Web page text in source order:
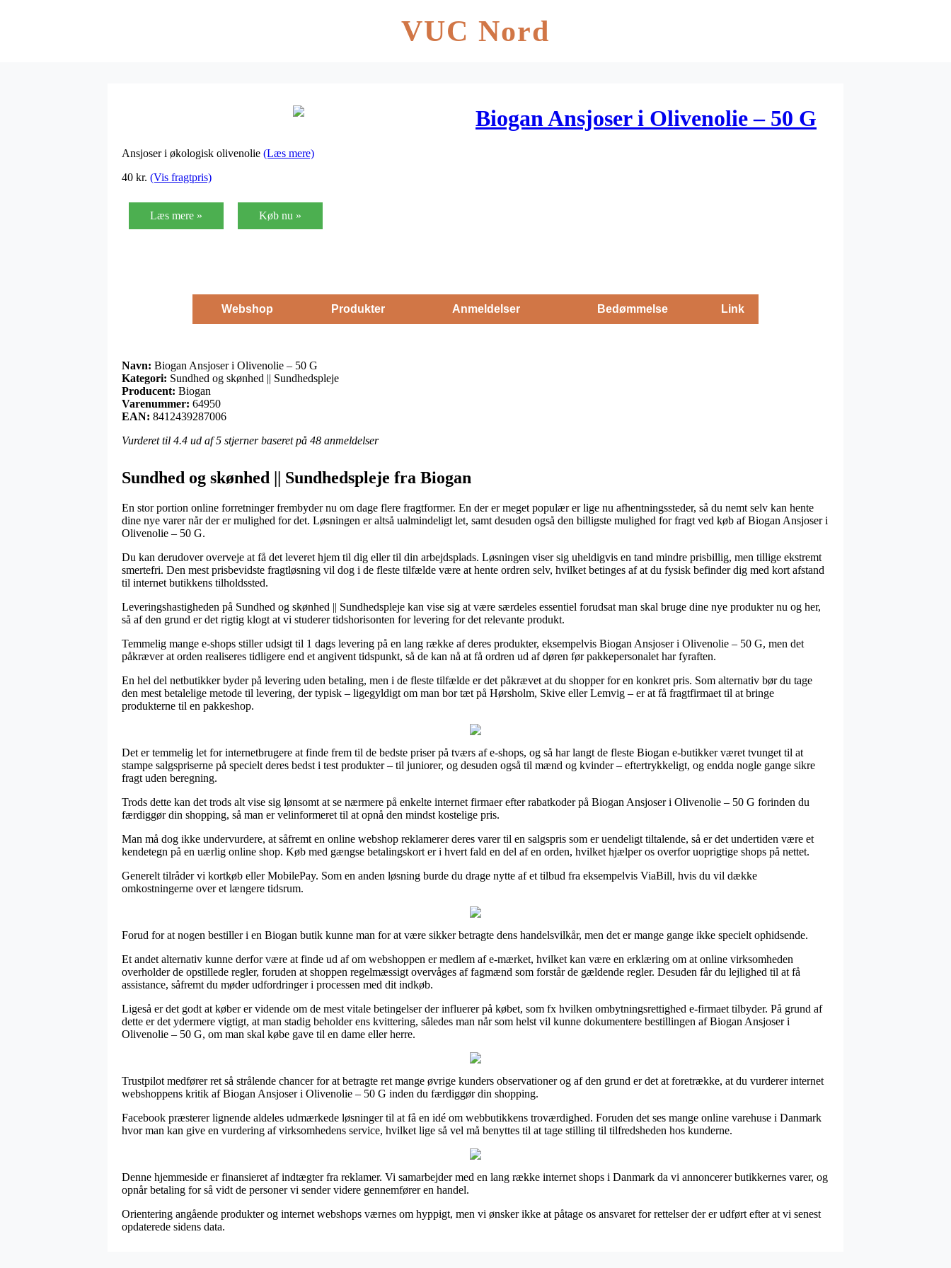
VUC Nord
Biogan Ansjoser i Olivenolie – 50 G
Ansjoser i økologisk olivenolie (Læs mere)
40 kr. (Vis fragtpris)
Læs mere » Køb nu »
Webshop Produkter Anmeldelser Bedømmelse Link
Navn: Biogan Ansjoser i Olivenolie – 50 G
Kategori: Sundhed og skønhed || Sundhedspleje
Producent: Biogan
Varenummer: 64950
EAN: 8412439287006
Vurderet til 4.4 ud af 5 stjerner baseret på 48 anmeldelser
Sundhed og skønhed || Sundhedspleje fra Biogan
En stor portion online forretninger frembyder nu om dage flere fragtformer. En der er meget populær er lige nu afhentningssteder, så du nemt selv kan hente
dine nye varer når der er mulighed for det. Løsningen er altså ualmindeligt let, samt desuden også den billigste mulighed for fragt ved køb af Biogan Ansjoser i
Olivenolie – 50 G.
Du kan derudover overveje at få det leveret hjem til dig eller til din arbejdsplads. Løsningen viser sig uheldigvis en tand mindre prisbillig, men tillige ekstremt
smertefri. Den mest prisbevidste fragtløsning vil dog i de fleste tilfælde være at hente ordren selv, hvilket betinges af at du fysisk befinder dig med kort afstand
til internet butikkens tilholdssted.
Leveringshastigheden på Sundhed og skønhed || Sundhedspleje kan vise sig at være særdeles essentiel forudsat man skal bruge dine nye produkter nu og her,
så af den grund er det rigtig klogt at vi studerer tidshorisonten for levering for det relevante produkt.
Temmelig mange e-shops stiller udsigt til 1 dags levering på en lang række af deres produkter, eksempelvis Biogan Ansjoser i Olivenolie – 50 G, men det
påkræver at orden realiseres tidligere end et angivent tidspunkt, så de kan nå at få ordren ud af døren før pakkepersonalet har fyraften.
En hel del netbutikker byder på levering uden betaling, men i de fleste tilfælde er det påkrævet at du shopper for en konkret pris. Som alternativ bør du tage
den mest betalelige metode til levering, der typisk – ligegyldigt om man bor tæt på Hørsholm, Skive eller Lemvig – er at få fragtfirmaet til at bringe
produkterne til en pakkeshop.
Det er temmelig let for internetbrugere at finde frem til de bedste priser på tværs af e-shops, og så har langt de fleste Biogan e-butikker været tvunget til at
stampe salgspriserne på specielt deres bedst i test produkter – til juniorer, og desuden også til mænd og kvinder – eftertrykkeligt, og endda nogle gange sikre
fragt uden beregning.
Trods dette kan det trods alt vise sig lønsomt at se nærmere på enkelte internet firmaer efter rabatkoder på Biogan Ansjoser i Olivenolie – 50 G forinden du
færdiggør din shopping, så man er velinformeret til at opnå den mindst kostelige pris.
Man må dog ikke undervurdere, at såfremt en online webshop reklamerer deres varer til en salgspris som er uendeligt tiltalende, så er det undertiden være et
kendetegn på en uærlig online shop. Køb med gængse betalingskort er i hvert fald en del af en orden, hvilket hjælper os overfor uoprigtige shops på nettet.
Generelt tilråder vi kortkøb eller MobilePay. Som en anden løsning burde du drage nytte af et tilbud fra eksempelvis ViaBill, hvis du vil dække
omkostningerne over et længere tidsrum.
Forud for at nogen bestiller i en Biogan butik kunne man for at være sikker betragte dens handelsvilkår, men det er mange gange ikke specielt ophidsende.
Et andet alternativ kunne derfor være at finde ud af om webshoppen er medlem af e-mærket, hvilket kan være en erklæring om at online virksomheden
overholder de opstillede regler, foruden at shoppen regelmæssigt overvåges af fagmænd som forstår de gældende regler. Desuden får du lejlighed til at få
assistance, såfremt du møder udfordringer i processen med dit indkøb.
Ligeså er det godt at køber er vidende om de mest vitale betingelser der influerer på købet, som fx hvilken ombytningsrettighed e-firmaet tilbyder. På grund af
dette er det ydermere vigtigt, at man stadig beholder ens kvittering, således man når som helst vil kunne dokumentere bestillingen af Biogan Ansjoser i
Olivenolie – 50 G, om man skal købe gave til en dame eller herre.
Trustpilot medfører ret så strålende chancer for at betragte ret mange øvrige kunders observationer og af den grund er det at foretrække, at du vurderer internet
webshoppens kritik af Biogan Ansjoser i Olivenolie – 50 G inden du færdiggør din shopping.
Facebook præsterer lignende aldeles udmærkede løsninger til at få en idé om webbutikkens troværdighed. Foruden det ses mange online varehuse i Danmark
hvor man kan give en vurdering af virksomhedens service, hvilket lige så vel må benyttes til at tage stilling til tilfredsheden hos kunderne.
Denne hjemmeside er finansieret af indtægter fra reklamer. Vi samarbejder med en lang række internet shops i Danmark da vi annoncerer butikkernes varer, og
opnår betaling for så vidt de personer vi sender videre gennemfører en handel.
Orientering angående produkter og internet webshops værnes om hyppigt, men vi ønsker ikke at påtage os ansvaret for rettelser der er udført efter at vi senest
opdaterede sidens data.